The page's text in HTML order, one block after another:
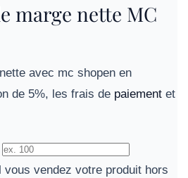
marge nette MC
avec mc shopen en
de 5%, les frais de paiement et
vous vendez votre produit hors